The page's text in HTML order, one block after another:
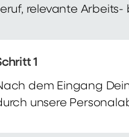
relevante Arbeits-
1
dem Eingang
unsere